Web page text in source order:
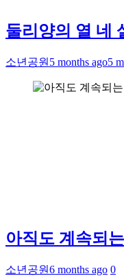
둘리양의 열 네
소년공원 5 months ago5
아직도 계속되
소년공원6 months ago 0